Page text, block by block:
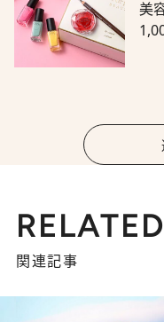
美
関連記事